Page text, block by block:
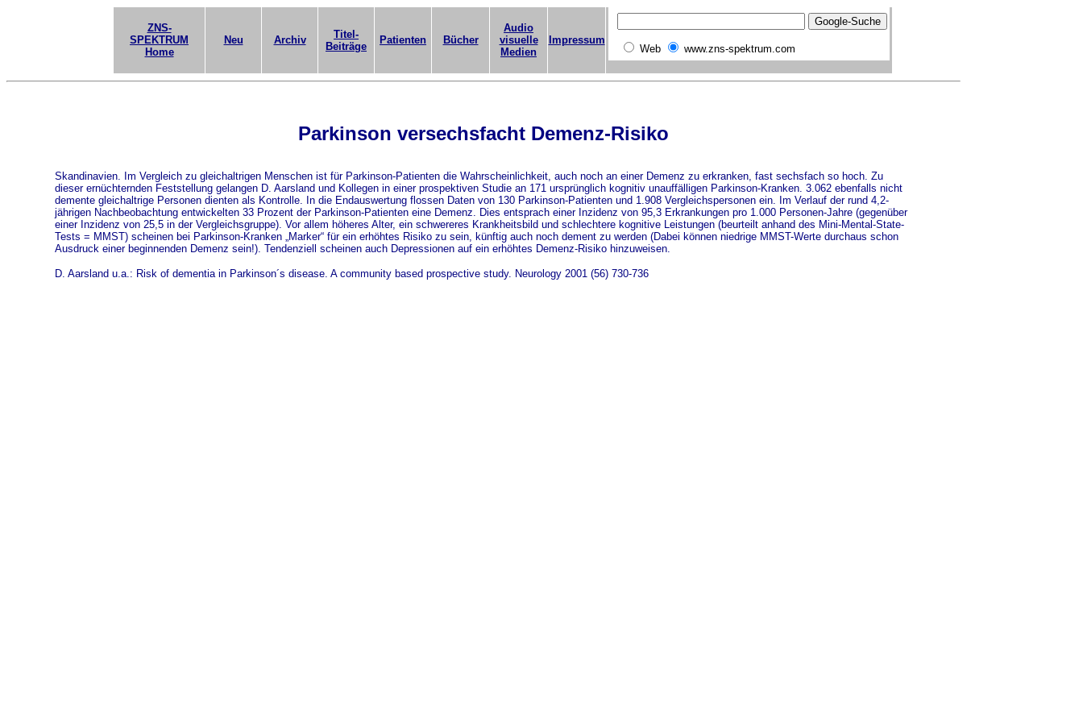
ZNS-
SPEKTRUM
Home
Neu Archiv
Titel-
Beiträge
Patienten Bücher
Audio
visuelle
Medien
Impressum
Web www.zns-spektrum.com
Parkinson versechsfacht Demenz-Risiko
Skandinavien. Im Vergleich zu gleichaltrigen Menschen ist für Parkinson-Patienten die Wahrscheinlichkeit, auch noch an einer Demenz zu erkranken, fast sechsfach so hoch. Zu
dieser ernüchternden Feststellung gelangen D. Aarsland und Kollegen in einer prospektiven Studie an 171 ursprünglich kognitiv unauffälligen Parkinson-Kranken. 3.062 ebenfalls nicht
demente gleichaltrige Personen dienten als Kontrolle. In die Endauswertung flossen Daten von 130 Parkinson-Patienten und 1.908 Vergleichspersonen ein. Im Verlauf der rund 4,2-
jährigen Nachbeobachtung entwickelten 33 Prozent der Parkinson-Patienten eine Demenz. Dies entsprach einer Inzidenz von 95,3 Erkrankungen pro 1.000 Personen-Jahre (gegenüber
einer Inzidenz von 25,5 in der Vergleichsgruppe). Vor allem höheres Alter, ein schwereres Krankheitsbild und schlechtere kognitive Leistungen (beurteilt anhand des Mini-Mental-State-
Tests = MMST) scheinen bei Parkinson-Kranken „Marker“ für ein erhöhtes Risiko zu sein, künftig auch noch dement zu werden (Dabei können niedrige MMST-Werte durchaus schon
Ausdruck einer beginnenden Demenz sein!). Tendenziell scheinen auch Depressionen auf ein erhöhtes Demenz-Risiko hinzuweisen.
D. Aarsland u.a.: Risk of dementia in Parkinson´s disease. A community based prospective study. Neurology 2001 (56) 730-736